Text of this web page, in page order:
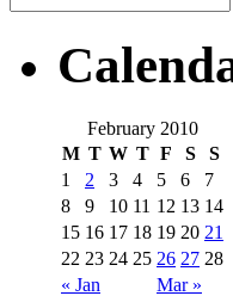
February 2010
M T W T F S S
« Jan Mar »
1 2 3 4 5 6
7
8
9 10 11 12 13 14
15 16 17 18 19 20 21
22 23 24 25 26 27 28